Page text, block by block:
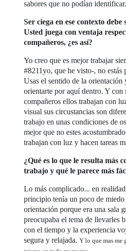
sabores que no podían identificar.
Ser ciega en ese contexto
Usted juega con ventaja
compañeros, ¿es así?
Yo creo que es mejor trabajar
#8211yo, que he visto-, no estás
Usas el sentido de la
orientarte por aquí dentro. Y con
compañeros ellos trabajan con
visual sus circustancias son
trabajo en unas condiciones de
mejor que no estes
trabajan con luz y hacen tareas
¿Qué es lo que le resulta más
trabajo y qué le parece más
Lo más complicado... en
principio tenía un poco de miedo
orientación porque era una sala
preocupaba el tema de llevarles
con el tiempo y la experiencia
segura y relajada.Y lo que mas me